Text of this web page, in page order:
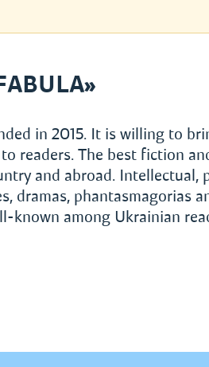
in 2015. It is willing to
readers. The best fiction
and abroad. Intellectual,
dramas, phantasmagorias
known among Ukrainian